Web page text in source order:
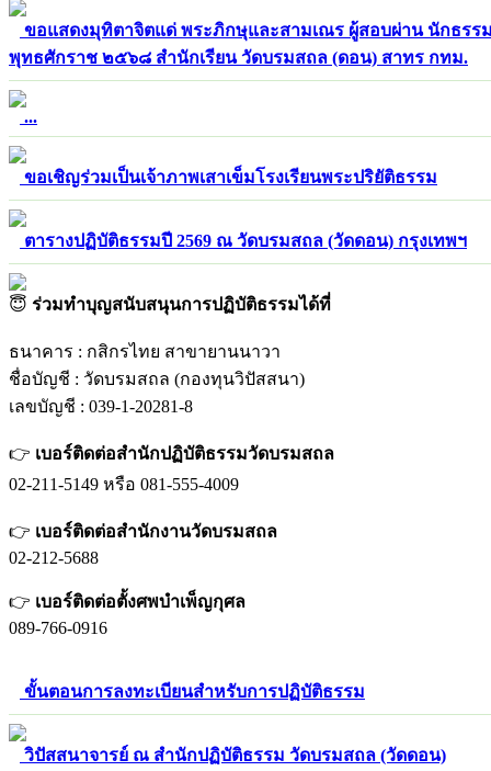
ขอแสดงมุทิตาจิตแด่ พระภิกษุและสามเณร ผู้สอบผ่าน นักธรร
พุทธศักราช ๒๕๖๘ สำนักเรียน วัดบรมสถล (ดอน) สาทร กทม.
...
ขอเชิญร่วมเป็นเจ้าภาพเสาเข็มโรงเรียนพระปริยัติธรรม
ตารางปฏิบัติธรรมปี 2569 ณ วัดบรมสถล (วัดดอน) กรุงเทพฯ
😇 ร่วมทำบุญสนับสนุนการปฏิบัติธรรมได้ที่
ธนาคาร : กสิกรไทย สาขายานนาวา
ชื่อบัญชี : วัดบรมสถล (กองทุนวิปัสสนา)
เลขบัญชี : 039-1-20281-8
👉 เบอร์ติดต่อสำนักปฏิบัติธรรมวัดบรมสถล
02-211-5149 หรือ 081-555-4009
👉 เบอร์ติดต่อสำนักงานวัดบรมสถล
02-212-5688
👉 เบอร์ติดต่อตั้งศพบำเพ็ญกุศล
089-766-0916
ขั้นตอนการลงทะเบียนสำหรับการปฏิบัติธรรม
วิปัสสนาจารย์ ณ สำนักปฏิบัติธรรม วัดบรมสถล (วัดดอน)